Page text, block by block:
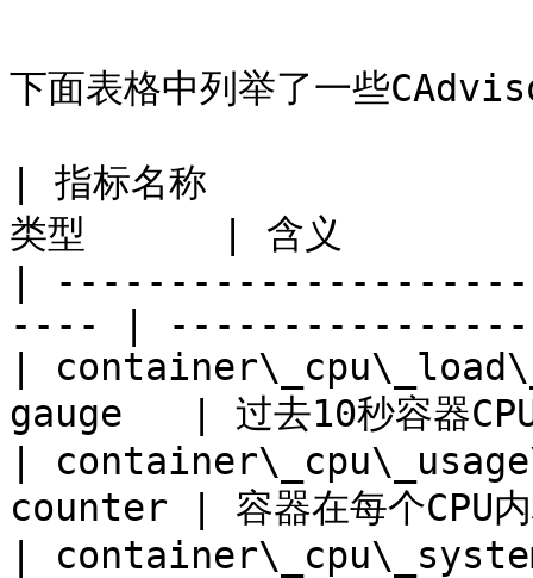
下面表格中列举了一些
| 指标名称
类型      | 含义
|
---- |
|
gauge   | 过去10秒容器
|
counter | 容器在每个CPU
|